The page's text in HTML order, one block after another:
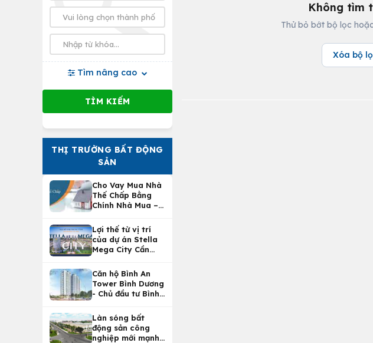
Tìm nâng cao
THỊ TRƯỜNG BẤT ĐỘNG
SẢN
Cho Vay Mua Nhà
Thế Chấp Bằng
Chính Nhà Mua –
Nhà Tại
Vietcombank
Lợi thế từ vị trí
của dự án Stella
Mega City Cần
Căn hộ Bình An
Tower Bình Dương
- Chủ đầu tư Bình
Làn sóng bất
động sản công
nghiệp mới mạnh
Không tìm
Thử bỏ bớt bộ lọc
Xóa bộ